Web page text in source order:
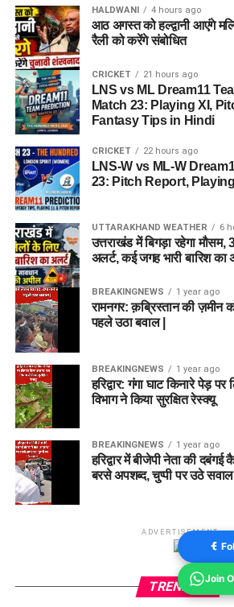
HALDWANI 4 hours ago
आठ अगस्त को हल्द्वानी आएंगे
रैली को करेंगे संबोधित
CRICKET 21 hours ago
LNS vs ML Dream11
Match 23: Playing XI,
Fantasy Tips in Hindi
CRICKET 22 hours ago
LNS-W vs ML-W
23: Pitch Report,
UTTARAKHAND WEATHER 6
उत्तराखंड में बिगड़ा रहेगा
अलर्ट, कई जगह भारी बारिश का
BREAKINGNEWS 1 year ago
रामनगर: क़ब्रिस्तान की ज़मीन
पहले उठा बवाल |
BREAKINGNEWS 1 year ago
हरिद्वार: गंगा घाट किनारे पेड़
विभाग ने किया सुरक्षित रेस्क्यू
BREAKINGNEWS 1 year ago
हरिद्वार में बीजेपी नेता की
बरसे अपशब्द, चुप्पी पर उठे सवाल
ADVERTISEMENT
TRENDING
Join